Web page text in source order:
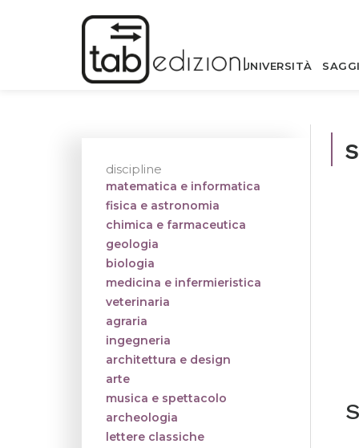
UNIVERSITÀ
discipline
matematica e informatica
fisica e astronomia
chimica e farmaceutica
geologia
biologia
medicina e infermieristica
veterinaria
agraria
ingegneria
architettura e design
arte
musica e spettacolo
archeologia
lettere classiche